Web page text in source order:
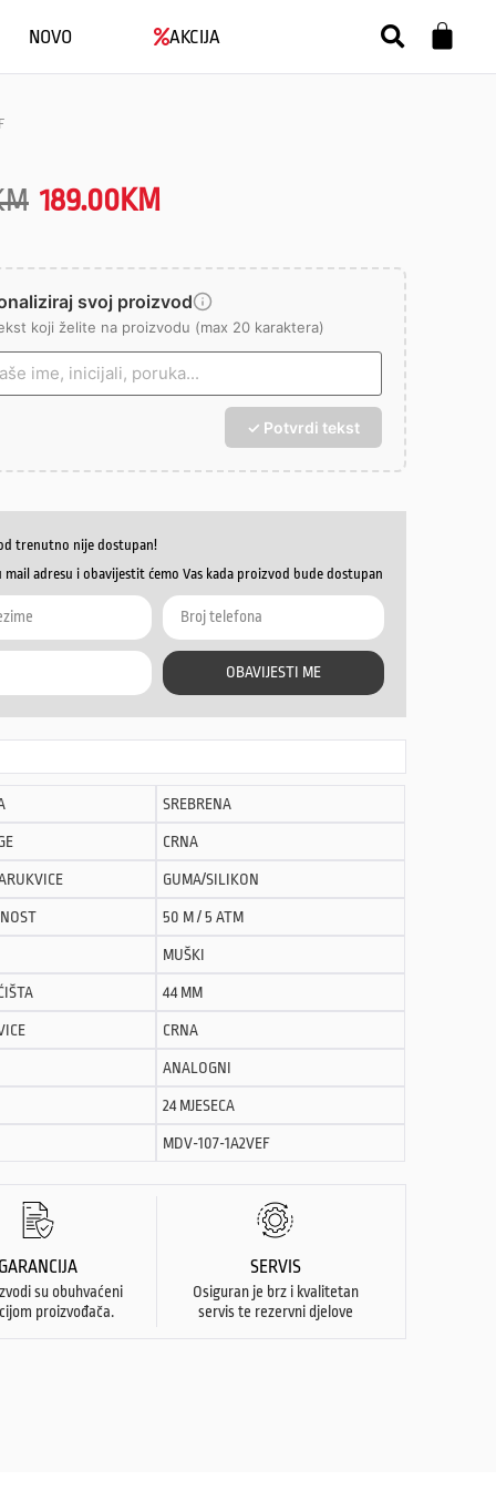
NOVO AKCIJA
189.00KM
svoj proizvod
koji želite na proizvodu (max 20 karaktera)
✓ Potvrdi tekst
trenutno nije dostupan!
mail adresu i obavijestit ćemo Vas kada proizvod bude dostupan
OBAVIJESTI ME
SREBRENA
CRNA
GUMA/SILIKON
50 M / 5 ATM
MUŠKI
44 MM
CRNA
ANALOGNI
24 MJESECA
MDV-107-1A2VEF
su obuhvaćeni
proizvođača.
SERVIS
Osiguran je brz i kvalitetan
servis te rezervni djelove